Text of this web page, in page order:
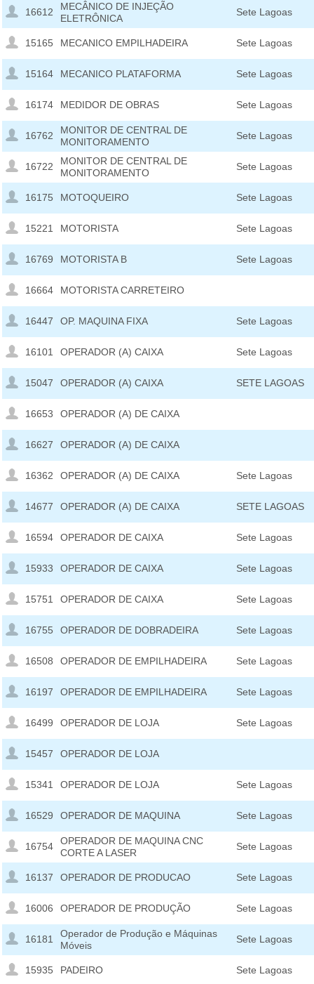
16612
MECÂNICO DE INJEÇÃO
ELETRÔNICA
Sete Lagoas
15165 MECANICO EMPILHADEIRA Sete Lagoas
15164 MECANICO PLATAFORMA Sete Lagoas
16174 MEDIDOR DE OBRAS Sete Lagoas
16762
MONITOR DE CENTRAL DE
MONITORAMENTO
Sete Lagoas
16722
MONITOR DE CENTRAL DE
MONITORAMENTO
Sete Lagoas
16175 MOTOQUEIRO Sete Lagoas
15221 MOTORISTA Sete Lagoas
16769 MOTORISTA B Sete Lagoas
16664 MOTORISTA CARRETEIRO
16447 OP. MAQUINA FIXA Sete Lagoas
16101 OPERADOR (A) CAIXA Sete Lagoas
15047 OPERADOR (A) CAIXA SETE LAGOAS
16653 OPERADOR (A) DE CAIXA
16627 OPERADOR (A) DE CAIXA
16362 OPERADOR (A) DE CAIXA Sete Lagoas
14677 OPERADOR (A) DE CAIXA SETE LAGOAS
16594 OPERADOR DE CAIXA Sete Lagoas
15933 OPERADOR DE CAIXA Sete Lagoas
15751 OPERADOR DE CAIXA Sete Lagoas
16755 OPERADOR DE DOBRADEIRA Sete Lagoas
16508 OPERADOR DE EMPILHADEIRA Sete Lagoas
16197 OPERADOR DE EMPILHADEIRA Sete Lagoas
16499 OPERADOR DE LOJA Sete Lagoas
15457 OPERADOR DE LOJA
15341 OPERADOR DE LOJA Sete Lagoas
16529 OPERADOR DE MAQUINA Sete Lagoas
16754
OPERADOR DE MAQUINA CNC
CORTE A LASER
Sete Lagoas
16137 OPERADOR DE PRODUCAO Sete Lagoas
16006 OPERADOR DE PRODUÇÃO Sete Lagoas
16181
Operador de Produção e Máquinas
Móveis
Sete Lagoas
15935 PADEIRO Sete Lagoas